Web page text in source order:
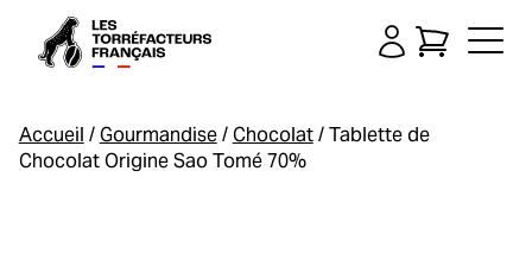
Accueil /Gourmandise/Chocolat/ Tablette de
Chocolat Origine Sao Tomé 70%